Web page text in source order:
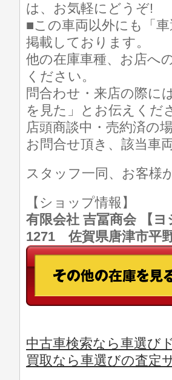
は、お気軽にどうぞ!
■この車両以外にも「
掲載しております。
他の在庫車種、お店へ
ください。
問合わせ・来店の際に
を見た」とお伝えくだ
店頭商談中・売約済の
お問合せ頂き、該当車
スタッフ一同、お客様
【ショップ情報】
有限会社 吉冨商会 【
1271 佐賀県唐津市平
中古車検索なら車選び
買取なら車選びの査定